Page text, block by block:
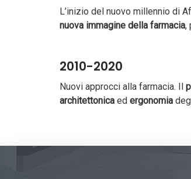
L’inizio del nuovo millennio di
nuova immagine della farmacia,
2010-2020
Nuovi approcci alla farmacia. Il
architettonica ed ergonomia